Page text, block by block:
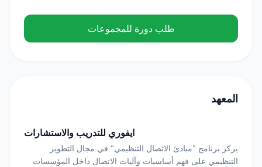
طلب دورة للمجموعات
المعهد
ايفوري للتدريب والاستشارات
يركز برنامج "مبادئ الاتصال التنظيمي" في مجال التطوير
التنظيمي على فهم أساسيات وآليات الاتصال داخل المؤسسات